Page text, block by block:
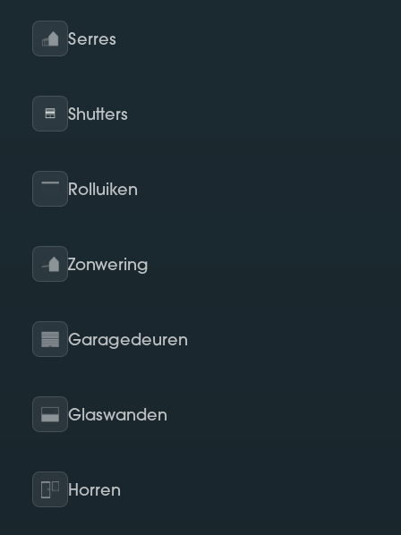
Serres
Shutters
Rolluiken
Zonwering
Garagedeuren
Glaswanden
Horren